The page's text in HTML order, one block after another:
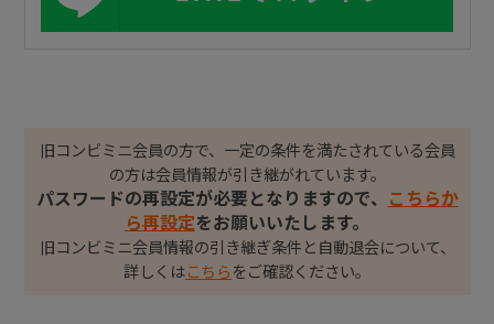
旧コンビミニ会員の方で、一定の条件を満たされている会員
の方は会員情報が引き継がれています。
パスワードの再設定が必要となりますので、
こちらか
ら再設定をお願いいたします。
旧コンビミニ会員情報の引き継ぎ条件と自動退会について、
詳しくはこちら をご確認ください。